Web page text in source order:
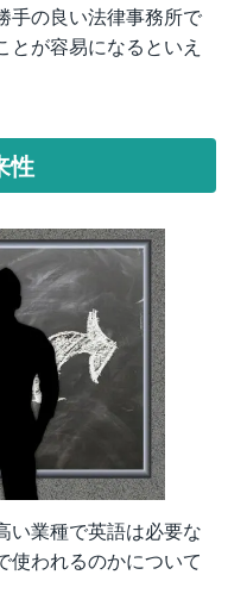
手の良い法律事務所で
が容易になるといえ
性
い業種で英語は必要な
使われるのかについて